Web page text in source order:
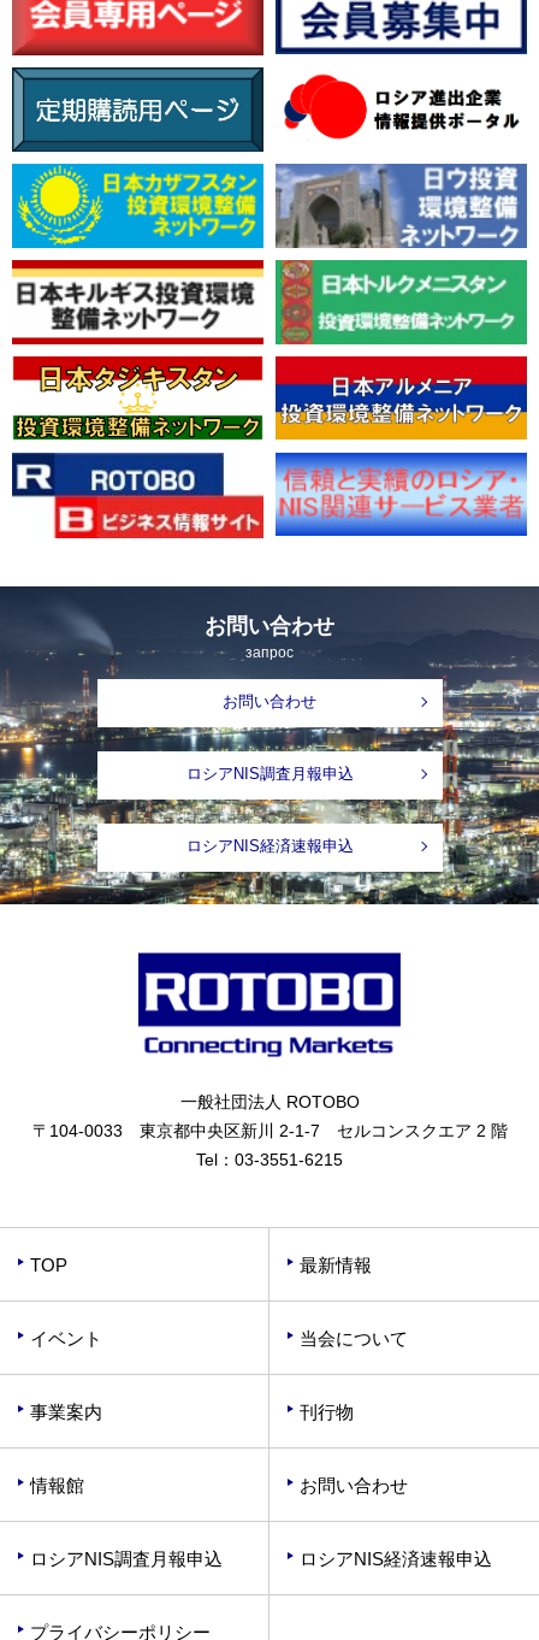
お問い合わせ
запрос
お問い合わせ
ロシアNIS調査月報申込
ロシアNIS経済速報申込
一般社団法人 ROTOBO
〒104-0033 東京都中央区新川 2-1-7 セルコンスクエア 2 階
Tel： 03-3551-6215
TOP 最新情報
イベント 当会について
事業案内 刊行物
情報館 お問い合わせ
ロシアNIS調査月報申込 ロシアNIS経済速報申込
プライバシーポリシー